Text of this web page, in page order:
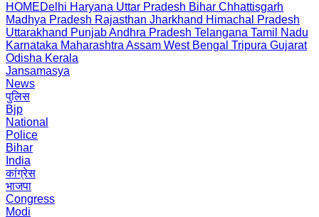
HOMEDelhi Haryana Uttar Pradesh Bihar Chhattisgarh
Madhya Pradesh Rajasthan Jharkhand Himachal Pradesh
Uttarakhand PunjabAndhra Pradesh Telangana Tamil Nadu
Karnataka Maharashtra Assam West Bengal Tripura Gujarat
Odisha Kerala
Jansamasya
News
पुलिस
Bjp
National
Police
Bihar
India
कांग्रेस
भाजपा
Congress
Modi